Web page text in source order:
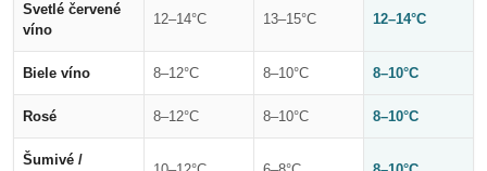
Svetlé červené
víno
12–14°C 13–15°C 12–14°C
Biele víno 8–12°C 8–10°C 8–10°C
Rosé 8–12°C 8–10°C 8–10°C
Šumivé /